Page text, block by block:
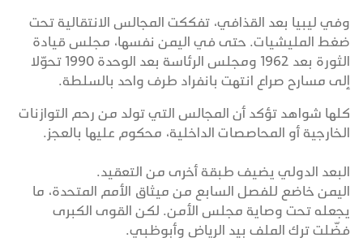
وفي ليبيا بعد القذافي، تفككت المجالس الانتقالية تحت
ضغط المليشيات. حتى في اليمن نفسها، مجلس قيادة
الثورة بعد 1962 ومجلس الرئاسة بعد الوحدة 1990 تحوّلا
إلى مسارح صراع انتهت بانفراد طرف واحد بالسلطة.
كلها شواهد تؤكد أن المجالس التي تولد من رحم التوازنات
الخارجية أو المحاصصات الداخلية، محكوم عليها بالعجز.
البعد الدولي يضيف طبقة أخرى من التعقيد.
اليمن خاضع للفصل السابع من ميثاق الأمم المتحدة، ما
يجعله تحت وصاية مجلس الأمن. لكن القوى الكبرى
فضّلت ترك الملف بيد الرياض وأبوظبي.